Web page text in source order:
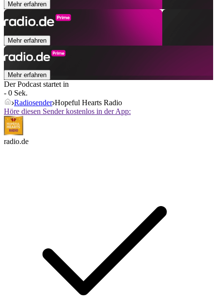
Mehr erfahren
Mehr erfahren
Mehr erfahren
Der Podcast startet in
- 0 Sek.
Radiosender Hopeful Hearts Radio
Höre diesen Sender kostenlos in der App:
radio.de